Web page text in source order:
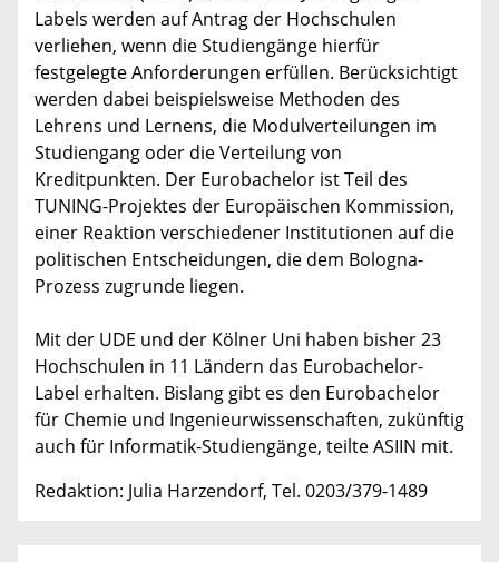
Labels werden auf Antrag der Hochschulen
verliehen, wenn die Studiengänge hierfür
festgelegte Anforderungen erfüllen. Berücksichtigt
werden dabei beispielsweise Methoden des
Lehrens und Lernens, die Modulverteilungen im
Studiengang oder die Verteilung von
Kreditpunkten. Der Eurobachelor ist Teil des
TUNING-Projektes der Europäischen Kommission,
einer Reaktion verschiedener Institutionen auf die
politischen Entscheidungen, die dem Bologna-
Prozess zugrunde liegen.
Mit der UDE und der Kölner Uni haben bisher 23
Hochschulen in 11 Ländern das Eurobachelor-
Label erhalten. Bislang gibt es den Eurobachelor
für Chemie und Ingenieurwissenschaften, zukünftig
auch für Informatik-Studiengänge, teilte ASIIN mit.
Redaktion: Julia Harzendorf, Tel. 0203/379-1489